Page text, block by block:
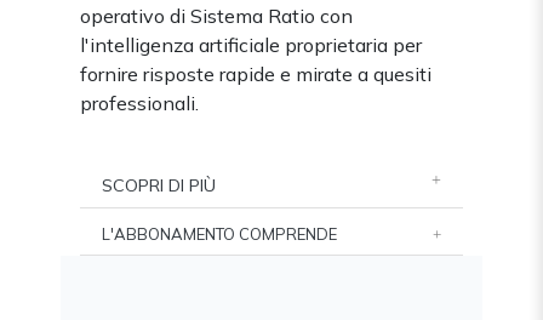
operativo di Sistema Ratio con
l'intelligenza artificiale proprietaria per
fornire risposte rapide e mirate a quesiti
professionali.
SCOPRI DI PIÙ
L'ABBONAMENTO COMPRENDE